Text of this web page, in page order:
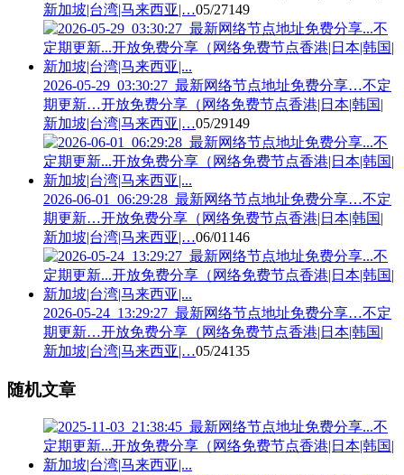
新加坡|台湾|马来西亚|…05/27149
2026-05-29_03:30:27_最新网络节点地址免费分享…不定
期更新…开放免费分享（网络免费节点香港|日本|韩国|
新加坡|台湾|马来西亚|…05/29149
2026-06-01_06:29:28_最新网络节点地址免费分享…不定
期更新…开放免费分享（网络免费节点香港|日本|韩国|
新加坡|台湾|马来西亚|…06/01 146
2026-05-24_13:29:27_最新网络节点地址免费分享…不定
期更新…开放免费分享（网络免费节点香港|日本|韩国|
新加坡|台湾|马来西亚|…05/24135
随机文章